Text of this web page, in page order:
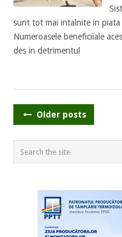
sunt tot mai intalnite in
Numeroasele beneficiiale
des in detrimentul
POSTS
Older posts